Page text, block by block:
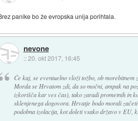
panike bo že evropska unija porihtala.
nevone
::20. okt 2017, 16:45
Če kaj, se eventuelno vloži tožbo, ob morebitnem
Morda se Hrvatom zdi, da so močni, ampak na
izkorišča kar ves čas), tako zaradi prometnih in
sklenjenega dogovora. Hrvatje bodo morali
podobna izolacija, kot doleti vsako državo v EU,